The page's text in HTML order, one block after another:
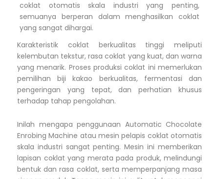
coklat otomatis skala industri yang penting,
semuanya berperan dalam menghasilkan coklat
yang sangat dihargai.
Karakteristik coklat berkualitas tinggi meliputi
kelembutan tekstur, rasa coklat yang kuat, dan warna
yang menarik. Proses produksi coklat ini memerlukan
pemilihan biji kakao berkualitas, fermentasi dan
pengeringan yang tepat, dan perhatian khusus
terhadap tahap pengolahan.
Inilah mengapa penggunaan Automatic Chocolate
Enrobing Machine atau mesin pelapis coklat otomatis
skala industri sangat penting. Mesin ini memberikan
lapisan coklat yang merata pada produk, melindungi
bentuk dan rasa coklat, serta memperpanjang masa